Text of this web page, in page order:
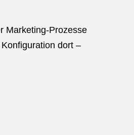
Marketing-Prozesse
dort –